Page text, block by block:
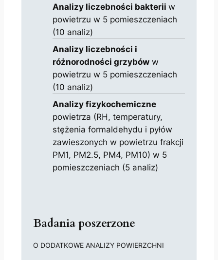
Analizy liczebności bakterii w
powietrzu w 5 pomieszczeniach
(10 analiz)
Analizy liczebności i
różnorodności grzybóww
powietrzu w 5 pomieszczeniach
(10 analiz)
Analizy fizykochemiczne
powietrza (RH, temperatury,
stężenia formaldehydu i pyłów
zawieszonych w powietrzu frakcji
PM1, PM2.5, PM4, PM10) w 5
pomieszczeniach (5 analiz)
Badania poszerzone
O DODATKOWE ANALIZY POWIERZCHNI